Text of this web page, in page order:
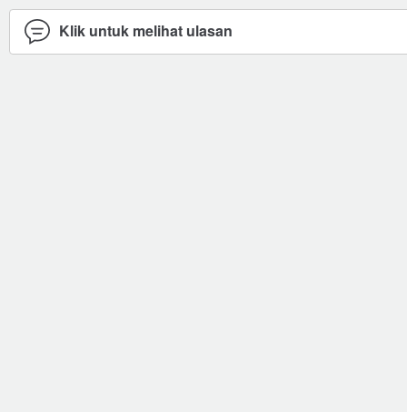
Klik untuk melihat ulasan